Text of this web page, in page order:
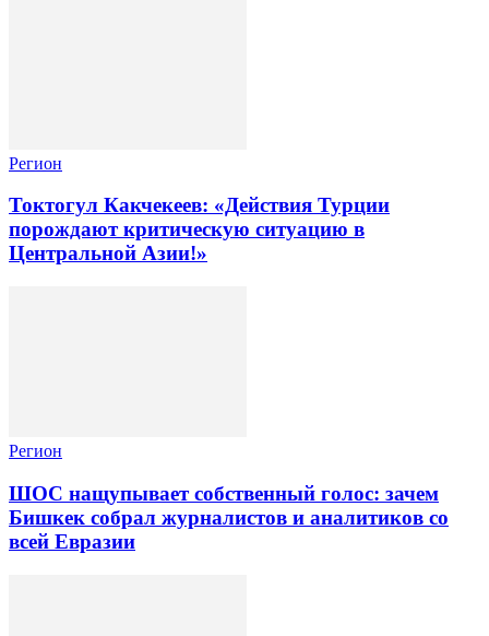
Регион
Токтогул Какчекеев: «Действия Турции
порождают критическую ситуацию в
Центральной Азии!»
Регион
ШОС нащупывает собственный голос: зачем
Бишкек собрал журналистов и аналитиков со
всей Евразии